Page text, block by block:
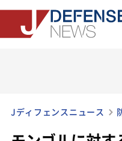
Jディフェンスニュース